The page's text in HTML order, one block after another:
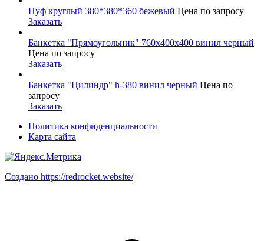
Пуф круглый 380*380*360 бежевый Цена по запросу
Заказать
Банкетка "Прямоугольник" 760х400х400 винил черный
Цена по запросу
Заказать
Банкетка "Цилиндр" h-380 винил черный Цена по
запросу
Заказать
Политика конфиденциальности
Карта сайта
Создано https://redrocket.website/